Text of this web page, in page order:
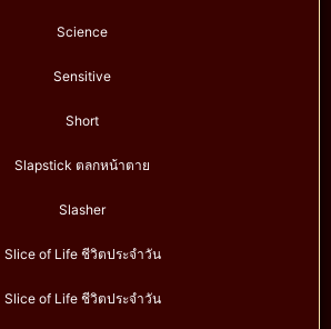
Science
Sensitive
Short
Slapstick ตลกหน้าตาย
Slasher
Slice of Life ชีวิตประจำวัน
Slice of Life ชีวิตประจำวัน